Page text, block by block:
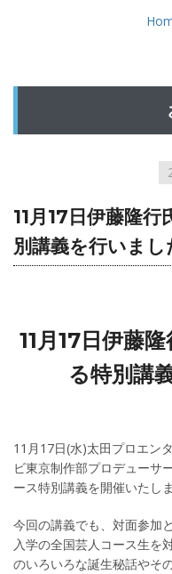
11月17日伊藤隆
別講義を行いまし
11月17日伊藤
る特別講
11月17日(水)太田プロエン
ビ東京制作部プロデューサ
ース特別講義を開催いたしま
今回の講義でも、対面参加
入学の全国芸人コース生を
のいろいろな誕生秘話やそ